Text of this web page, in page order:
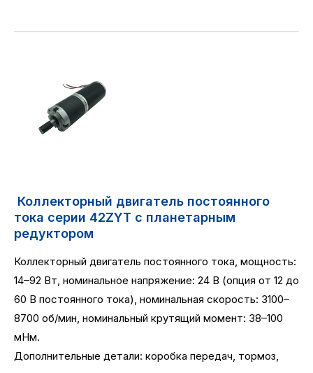
Коллекторный двигатель постоянного
тока серии 42ZYT с планетарным
редуктором
Коллекторный двигатель постоянного тока, мощность:
14–92 Вт, номинальное напряжение: 24 В (опция от 12 до
60 В постоянного тока), номинальная скорость: 3100–
8700 об/мин, номинальный крутящий момент: 38–100
мНм.
Дополнительные детали: коробка передач, тормоз,